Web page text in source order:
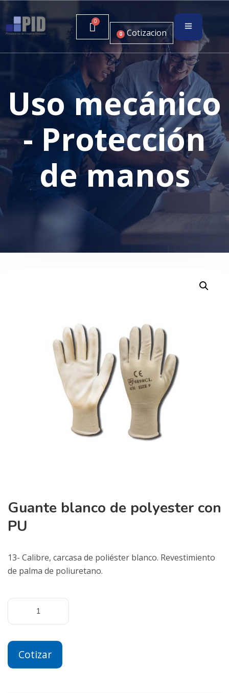
0 Cotizacion
Uso mecánico
- Protección
de manos
Guante blanco de polyester con
PU
13- Calibre, carcasa de poliéster blanco. Revestimiento
de palma de poliuretano.
Cotizar